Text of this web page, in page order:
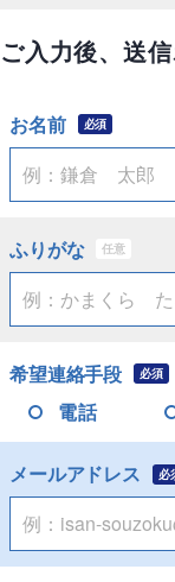
ご入力後、送
お名前 必須
ふりがな 任意
希望連絡手段 必須
電話
メールアドレス 必